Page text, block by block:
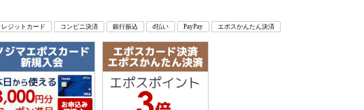
レジットカード コンビニ決済 銀行振込 d払い PayPay エポスかんたん決済